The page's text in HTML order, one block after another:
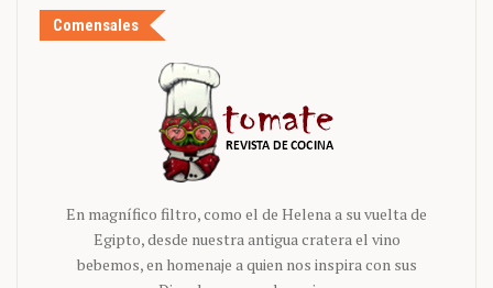
Comensales
En magnífico filtro, como el de Helena a su vuelta de
Egipto, desde nuestra antigua cratera el vino
bebemos, en homenaje a quien nos inspira con sus